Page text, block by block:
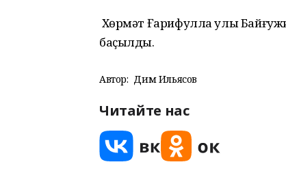
Хөрмәт Ғарифулла улы
баҫылды.
Автор: Дим Ильясов
Читайте нас